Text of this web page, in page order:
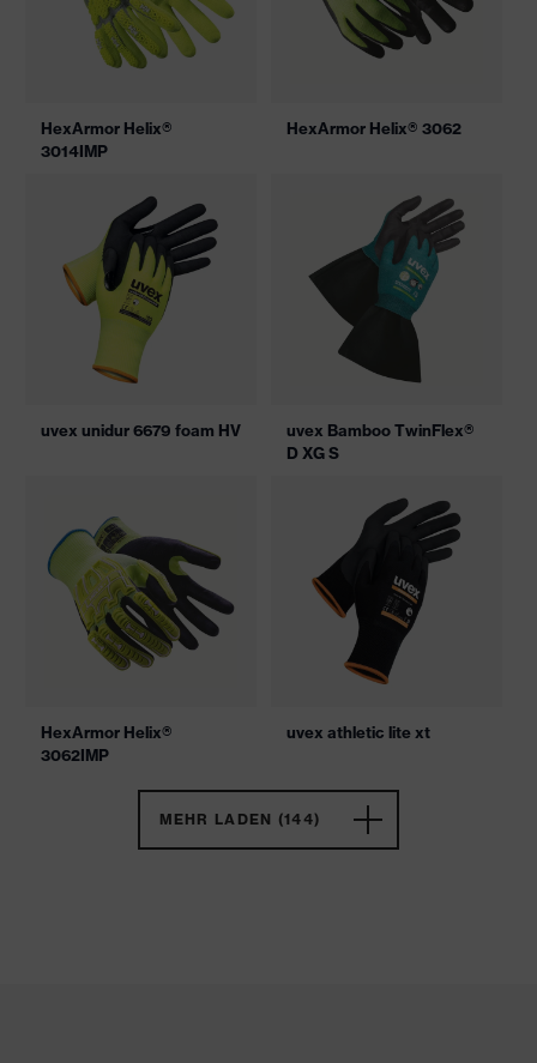
HexArmor Helix®
3014IMP
HexArmor Helix® 3062
uvex unidur 6679 foam HV
uvex Bamboo TwinFlex®
D XG S
HexArmor Helix®
3062IMP
uvex athletic lite xt
MEHR LADEN (144)